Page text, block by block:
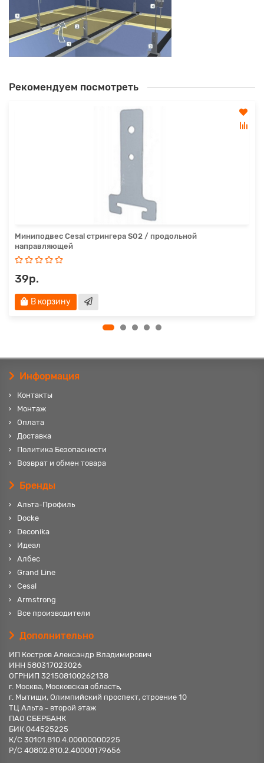
Рекомендуем посмотреть
Миниподвес Cesal стрингера S02 / продольной
направляющей
39р.
В корзину
Информация
Контакты
Монтаж
Оплата
Доставка
Политика Безопасности
Возврат и обмен товара
Бренды
Альта-Профиль
Docke
Deconika
Идеал
Албес
Grand Line
Cesal
Armstrong
Все производители
Дополнительно
ИП Костров Александр Владимирович
ИНН 580317023026
ОГРНИП 321508100262138
г. Москва, Московская область,
г. Мытищи, Олимпийский проспект, строение 10
ТЦ Альта - второй этаж
ПАО СБЕРБАНК
БИК 044525225
К/С 30101.810.4.00000000225
Р/С 40802.810.2.40000179656